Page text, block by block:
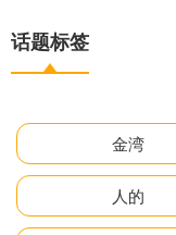
话题标签
金湾
人的